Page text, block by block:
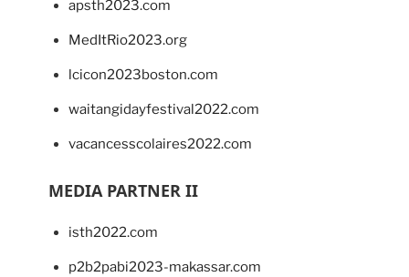
apsth2023.com
MedItRio2023.org
lcicon2023boston.com
waitangidayfestival2022.com
vacancesscolaires2022.com
MEDIA PARTNER II
isth2022.com
p2b2pabi2023-makassar.com